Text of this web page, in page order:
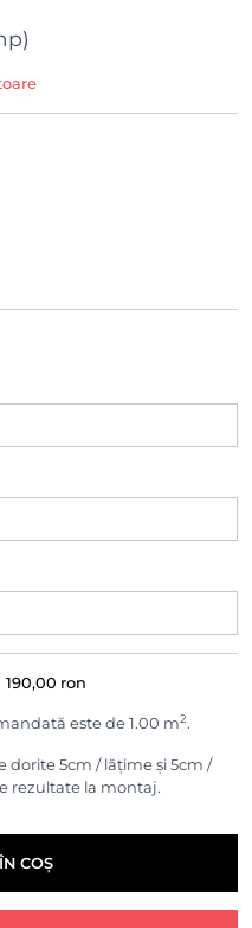
190,00 ron
este de 1.00 m2.
dorite 5cm / lățime și 5cm /
rezultate la montaj.
COȘ